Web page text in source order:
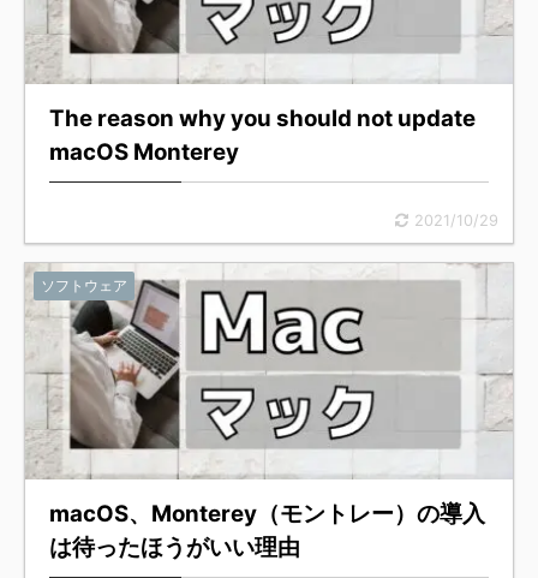
The reason why you should not update
macOS Monterey
2021/10/29
ソフトウェア
macOS、Monterey（モントレー）の導入
は待ったほうがいい理由